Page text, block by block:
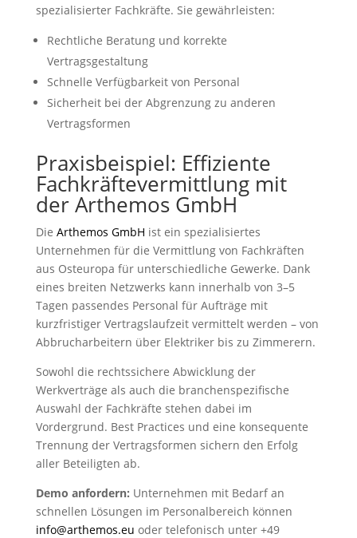
spezialisierter Fachkräfte. Sie gewährleisten:
Rechtliche Beratung und korrekte
Vertragsgestaltung
Schnelle Verfügbarkeit von Personal
Sicherheit bei der Abgrenzung zu anderen
Vertragsformen
Praxisbeispiel: Effiziente
Fachkräftevermittlung mit
der Arthemos GmbH
Die Arthemos GmbH ist ein spezialisiertes
Unternehmen für die Vermittlung von Fachkräften
aus Osteuropa für unterschiedliche Gewerke. Dank
eines breiten Netzwerks kann inner­halb von 3–5
Tagen passendes Personal für Aufträge mit
kurzfristiger Vertragslaufzeit vermittelt werden – von
Abbrucharbeitern über Elektriker bis zu Zimmerern.
Sowohl die rechtssichere Abwicklung der
Werkverträge als auch die branchenspezifische
Auswahl der Fachkräfte stehen dabei im
Vordergrund. Best Practices und eine konsequente
Trennung der Vertragsformen sichern den Erfolg
aller Beteiligten ab.
Demo anfordern: Unternehmen mit Bedarf an
schnellen Lösungen im Personalbereich können
info@arthemos.eu oder telefonisch unter +49